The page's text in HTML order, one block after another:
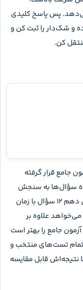
اول کل محتوای زیست سه پایه
پایان پاسخنامه
سریع مجموعه‌های
سرعت بالاست؛
پس پاسخ کلیدی